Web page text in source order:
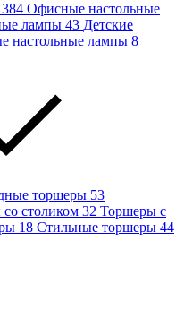
384 Офисные настольные
лампы 43 Детские
настольные лампы 8
торшеры 53
столиком 32 Торшеры с
18 Стильные торшеры 44